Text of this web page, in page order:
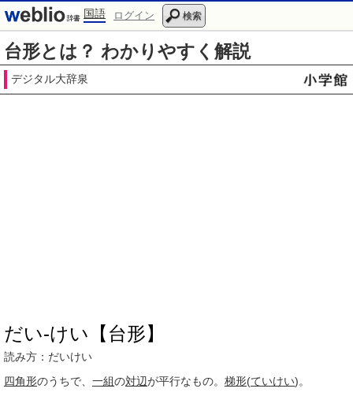
国語 ログイン 検索
台形とは？ わかりやすく解説
デジタル大辞泉
だい‐けい【台形】
読み方：だいけい
四角形のうちで、 一組の対辺が平行なもの。 梯形(ていけい)。